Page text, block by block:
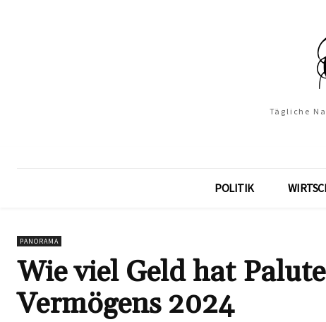
Tägliche
POLITIK
PANORAMA
Wie viel Geld hat
Vermögens 2024